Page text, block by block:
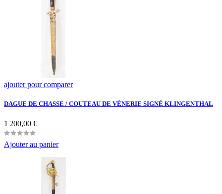
ajouter pour comparer
DAGUE DE CHASSE / COUTEAU DE VÉNERIE SIGNÉ KLINGENTHAL
Prix
1 200,00 €
Ajouter au panier